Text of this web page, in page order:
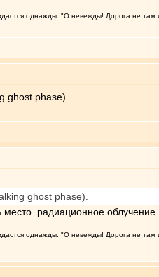
однажды: "О невежды! Дорога не
ghost phase).
ghost phase).
место радиационное облучение.
однажды: "О невежды! Дорога не